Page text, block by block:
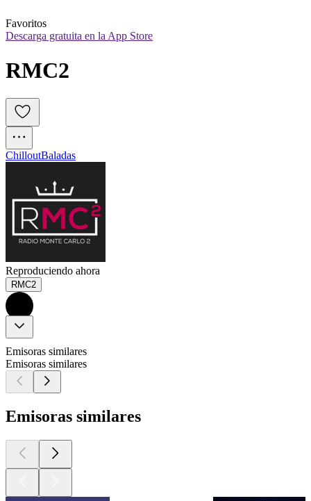
Favoritos
Descarga gratuita en la App Store
RMC2
ChilloutBaladas
Reproduciendo ahora
RMC2
Emisoras similares
Emisoras similares
Emisoras similares